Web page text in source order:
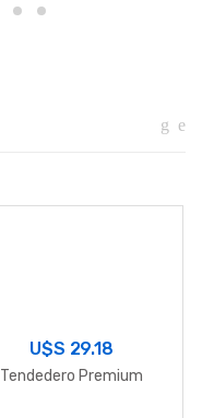
U$S 29.18
Tendedero Premium